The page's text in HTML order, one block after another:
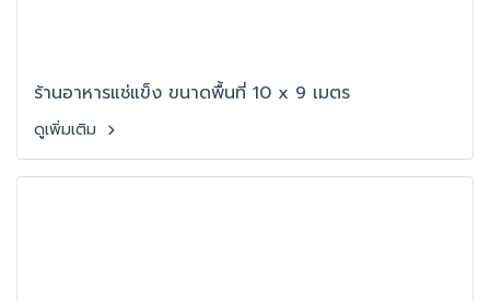
ร้านอาหารแช่แข็ง ขนาดพื้นที่ 10 x 9 เมตร
ดูเพิ่มเติม